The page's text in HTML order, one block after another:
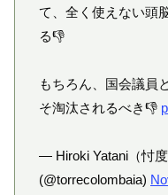
て、全く使えない頭
る👎
もちろん、国会議員
そ淘汰されるべき👎
— Hiroki Yatani（忖
(@torrecolombaia)